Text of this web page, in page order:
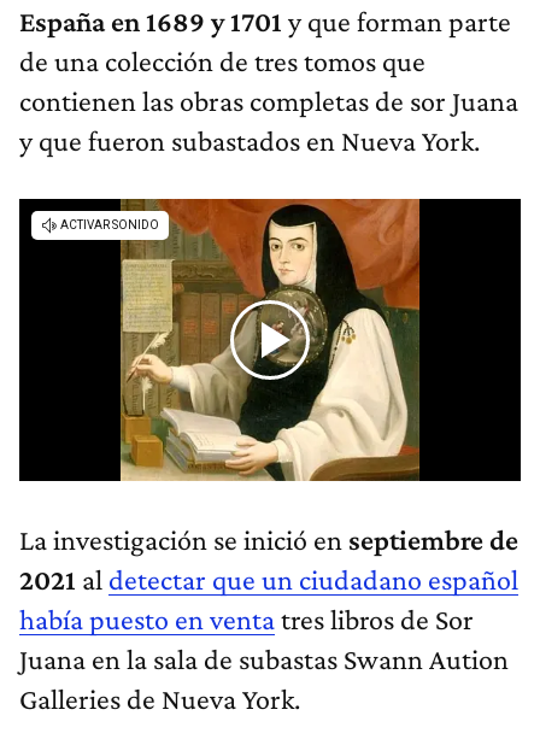
España en 1689 y 1701 y que forman parte
de una colección de tres tomos que
contienen las obras completas de sor Juana
y que fueron subastados en Nueva York.
La investigación se inició en septiembre de
2021 al detectar que un ciudadano español
había puesto en ventatres libros de Sor
Juana en la sala de subastas Swann Aution
Galleries de Nueva York.